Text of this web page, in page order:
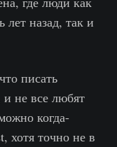
назад, так и
писать
не все любят
когда-
хотя точно не в